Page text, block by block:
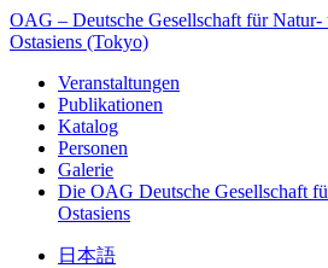
OAG – Deutsche Gesellschaft für
Ostasiens (Tokyo)
Veranstaltungen
Publikationen
Katalog
Personen
Galerie
Die OAG Deutsche Gesellschaft
Ostasiens
日本語